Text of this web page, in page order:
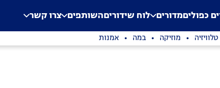
Application error: a
. כפוליםמדורים לוח שידוריםהשותפים צרו קשר
טלוויזיה מוזיקה במה אמנות